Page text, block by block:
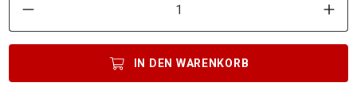
IN DEN WARENKORB